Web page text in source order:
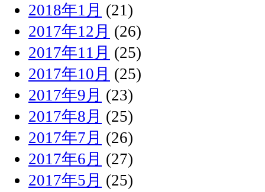
2018年1月 (21)
2017年12月 (26)
2017年11月 (25)
2017年10月 (25)
2017年9月 (23)
2017年8月 (25)
2017年7月 (26)
2017年6月 (27)
2017年5月 (25)